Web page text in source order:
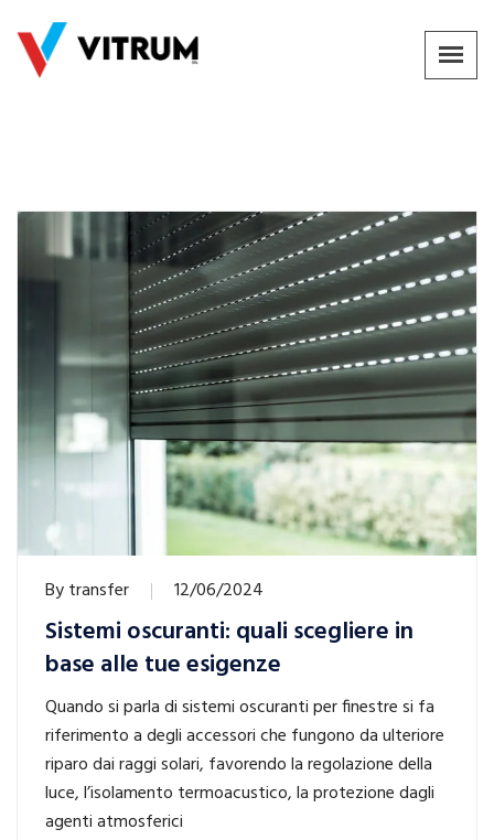
Bytransfer 12/06/2024
Sistemi oscuranti: quali scegliere in
base alle tue esigenze
Quando si parla di sistemi oscuranti per finestre si fa
riferimento a degli accessori che fungono da ulteriore
riparo dai raggi solari, favorendo la regolazione della
luce, l’isolamento termoacustico, la protezione dagli
agenti atmosferici